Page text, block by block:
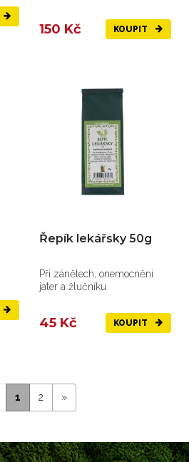
150 Kč KOUPIT
Řepík lekářsky 50g
Při zánětech, onemocnění
jater a žlučníku
45 Kč KOUPIT
1 2 »